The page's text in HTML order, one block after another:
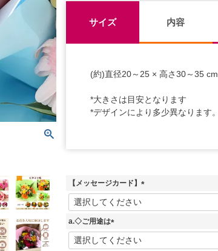
サイズ 内容
(約)直径20～25 × 高さ30～35 cm
*大きさは目安となります
*デザインにより多少異なります。
【メッセージカード】
(
a.◇ご用途は
(
必